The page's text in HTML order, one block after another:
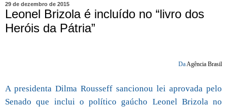
29 de dezembro de 2015
Leonel Brizola é incluído no “livro dos
Heróis da Pátria”
Da Agência Brasil
A presidenta Dilma Rousseff sancionou lei aprovada pelo
Senado que inclui o político gaúcho Leonel Brizola no